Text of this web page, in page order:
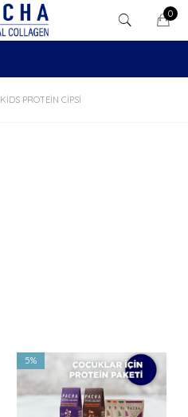
0
KIDS PROTEIN CIPSI
5%